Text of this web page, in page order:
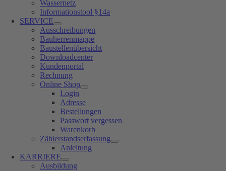
Wassernetz
Informationstool §14a
SERVICE
Ausschreibungen
Bauherrenmappe
Baustellenübersicht
Downloadcenter
Kundenportal
Rechnung
Online Shop
Login
Adresse
Bestellungen
Passwort vergessen
Warenkorb
Zählerstandserfassung
Anleitung
KARRIERE
Ausbildung